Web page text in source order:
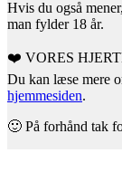
Hvis du også
man fylder 18 år.
❤️ VORES
Du kan læse mere
hjemmesiden.
🙂 På forhånd tak